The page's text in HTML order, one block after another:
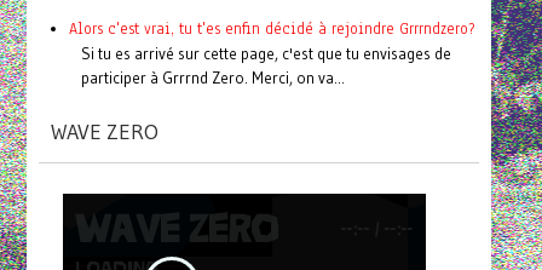
Alors c'est vrai, tu t'es enfin décidé à rejoindre Grrrndzero?
Si tu es arrivé sur cette page, c'est que tu envisages de
participer à Grrrnd Zero. Merci, on va...
WAVE ZERO